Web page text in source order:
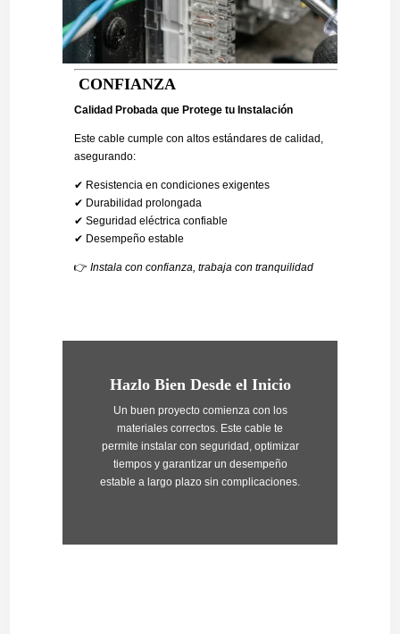
CONFIANZA
Calidad Probada que Protege tu Instalación
Este cable cumple con altos estándares de calidad,
asegurando:
✔ Resistencia en condiciones exigentes
✔ Durabilidad prolongada
✔ Seguridad eléctrica confiable
✔ Desempeño estable
👉 Instala con confianza, trabaja con tranquilidad
Hazlo Bien Desde el Inicio
Un buen proyecto comienza con los
materiales correctos. Este cable te
permite instalar con seguridad, optimizar
tiempos y garantizar un desempeño
estable a largo plazo sin complicaciones.